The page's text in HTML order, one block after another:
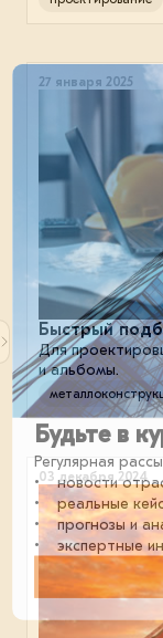
27 января 2025
Быстрый
Для
и альбомы.
03 декабря 2024
Будьте в
Регулярная
• новости
• реальные
• прогнозы и
• экспертные